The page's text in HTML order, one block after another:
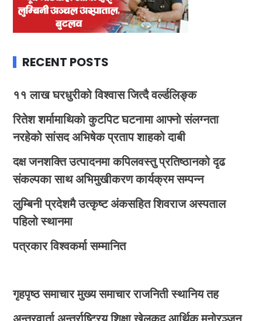
RECENT POSTS
११ लाख घरधुरीको विश्वास जित्दै वर्ल्डलिङ्क
रितेश शर्मामाथिको कुटपिट घटनामा आफ्नो संलग्नता
नरहेको सांसद अभिषेक प्रताप शाहको दाबी
दक्ष जनशक्ति उत्पादनमा कपिलवस्तु प्रतिष्ठानको दृढ
संकल्पका साथ अभिमुखीकरण कार्यक्रम सम्पन्न
लुम्बिनी प्रदेशमै उत्कृष्ट अंकसहित शिवराज अस्पताल
पहिलो स्थानमा
पत्रकार विश्वकर्मा सम्मानित
गृहपृष्ठ समाचार मुख्य समाचार राजनिती स्थानिय तह